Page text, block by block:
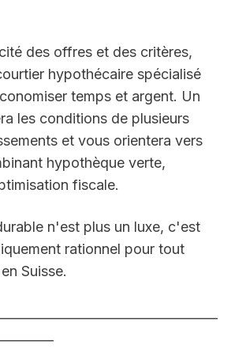
des offres et des critères,
hypothécaire spécialisé
temps et argent. Un
les conditions de plusieurs
et vous orientera vers
hypothèque verte,
fiscale.
n'est plus un luxe, c'est
rationnel pour tout
Suisse.